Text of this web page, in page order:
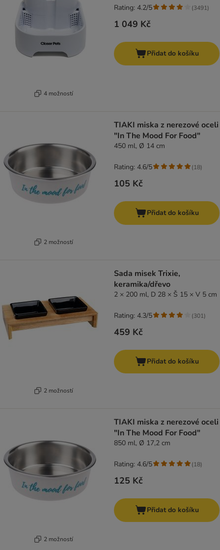
4 možností
1 049 Kč
Rating: 4.2/5 (3491)
Přidat do košíku
2 možností
TIAKI miska z nerezové oceli
"In The Mood For Food"
450 ml, Ø 14 cm
105 Kč
Rating: 4.6/5 (18)
Přidat do košíku
2 možností
Sada misek Trixie,
keramika/dřevo
2 × 200 ml, D 28 × Š 15 × V 5 cm
459 Kč
Rating: 4.3/5 (301)
Přidat do košíku
2 možností
TIAKI miska z nerezové oceli
"In The Mood For Food"
850 ml, Ø 17,2 cm
125 Kč
Rating: 4.6/5 (18)
Přidat do košíku